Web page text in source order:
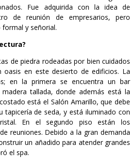
Fue adquirida con la idea de
de reunión de empresarios, pero
y señorial.
de piedra rodeadas por bien cuidados
oasis en este desierto de edificios. La
en la primera se encuentra un bar
tallada, donde además está la
está el Salón Amarillo, que debe
tapicería de seda, y está iluminado con
En el segundo piso están los
reuniones. Debido a la gran demanda
un añadido para atender grandes
el spa.